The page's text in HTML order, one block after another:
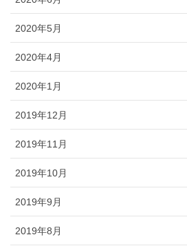
2020年5月
2020年4月
2020年1月
2019年12月
2019年11月
2019年10月
2019年9月
2019年8月